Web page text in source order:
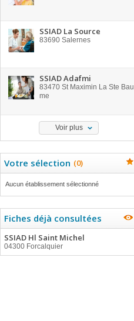
SSIAD La Source
83690 Salernes
SSIAD Adafmi
83470 St Maximin La Ste Bau
me
Voir plus
Votre sélection (0)
Aucun établissement sélectionné
Fiches déjà consultées
SSIAD Hl Saint Michel
04300 Forcalquier